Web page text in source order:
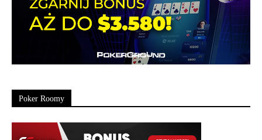
Poker Roomy